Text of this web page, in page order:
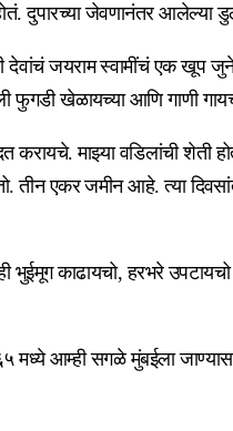
दुपारच्या जेवणानंतर आलेल्या
देवांचं जयराम स्वामींचं एक
खेळायच्या आणि गाणी
माझ्या वडिलांची शेती
एकर जमीन आहे. त्या
काढायचो, हरभरे
आम्ही सगळे मुंबईला